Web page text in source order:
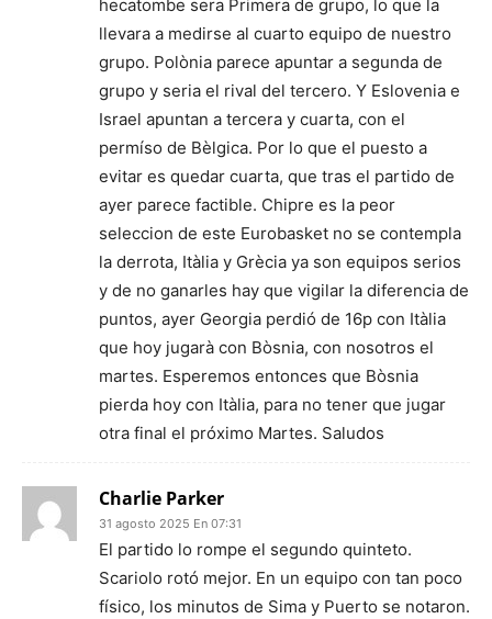
hecatombe sera Primera de grupo, lo que la
llevara a medirse al cuarto equipo de nuestro
grupo. Polònia parece apuntar a segunda de
grupo y seria el rival del tercero. Y Eslovenia e
Israel apuntan a tercera y cuarta, con el
permíso de Bèlgica. Por lo que el puesto a
evitar es quedar cuarta, que tras el partido de
ayer parece factible. Chipre es la peor
seleccion de este Eurobasket no se contempla
la derrota, Itàlia y Grècia ya son equipos serios
y de no ganarles hay que vigilar la diferencia de
puntos, ayer Georgia perdió de 16p con Itàlia
que hoy jugarà con Bòsnia, con nosotros el
martes. Esperemos entonces que Bòsnia
pierda hoy con Itàlia, para no tener que jugar
otra final el próximo Martes. Saludos
Charlie Parker
31 agosto 2025 En 07:31
El partido lo rompe el segundo quinteto.
Scariolo rotó mejor. En un equipo con tan poco
físico, los minutos de Sima y Puerto se notaron.